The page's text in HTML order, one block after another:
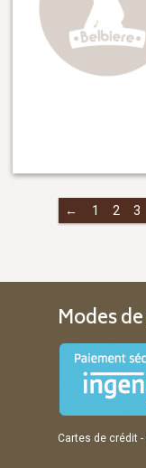
← 1 2 3
Modes
Cartes de crédit